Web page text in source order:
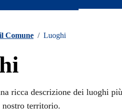
Comune / Luoghi
ricca descrizione dei luoghi
territorio.